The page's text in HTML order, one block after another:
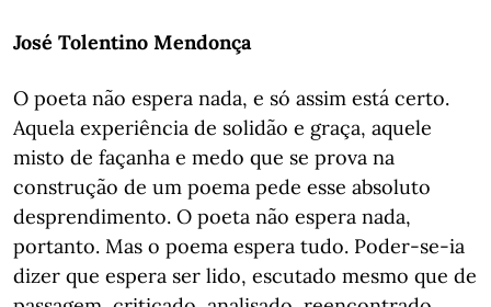
José Tolentino Mendonça
O poeta não espera nada, e só assim está certo.
Aquela experiência de solidão e graça, aquele
misto de façanha e medo que se prova na
construção de um poema pede esse absoluto
desprendimento. O poeta não espera nada,
portanto. Mas o poema espera tudo. Poder-se-ia
dizer que espera ser lido, escutado mesmo que de